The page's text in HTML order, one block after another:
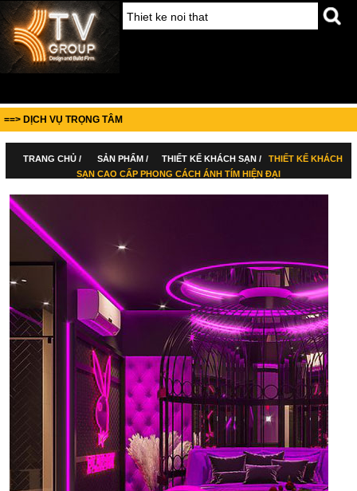
==> DỊCH VỤ TRỌNG TÂM
TRANG CHỦ / SẢN PHẨM / THIẾT KẾ KHÁCH SẠN /
THIẾT KẾ KHÁCH
SẠN CAO CẤP PHONG CÁCH ÁNH TÍM HIỆN ĐẠI